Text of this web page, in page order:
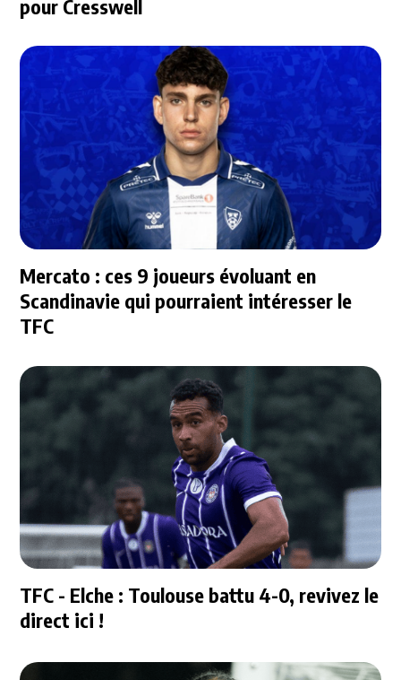
pour Cresswell
Mercato : ces 9 joueurs évoluant en
Scandinavie qui pourraient intéresser le
TFC
TFC - Elche : Toulouse battu 4-0, revivez le
direct ici !